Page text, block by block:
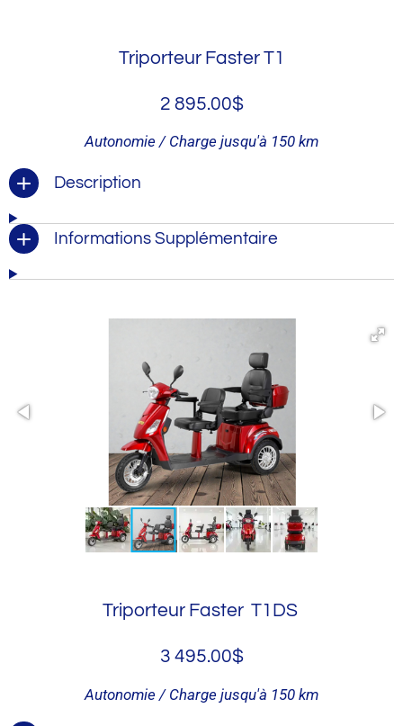
Triporteur Faster T1
2 895.00$
Autonomie / Charge jusqu'à 150 km
Description
Informations Supplémentaire
Triporteur Faster T1DS
3 495.00$
Autonomie / Charge jusqu'à 150 km